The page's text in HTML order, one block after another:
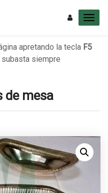
apretando la tecla F5
subasta siempre
de mesa